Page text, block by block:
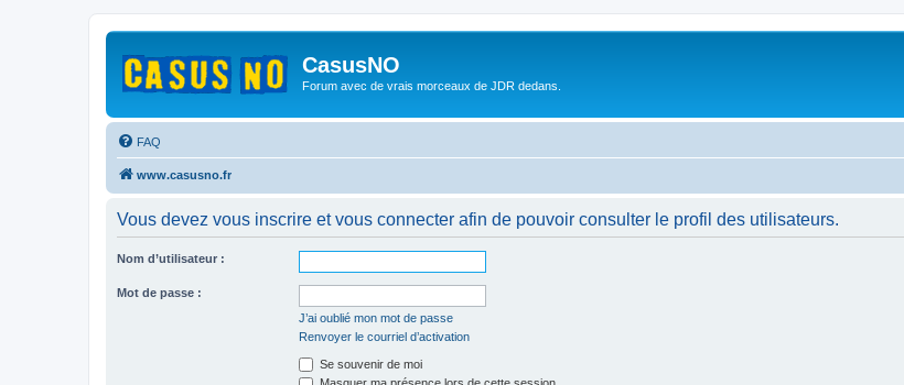
CasusNO
Forum avec de vrais morceaux de JDR dedans.
FAQ
www.casusno.fr
Vous devez vous inscrire et vous connecter afin de pouvoir consulter le profil des utilisateurs.
Nom d’utilisateur :
Mot de passe :
J’ai oublié mon mot de passe
Renvoyer le courriel d’activation
Se souvenir de moi